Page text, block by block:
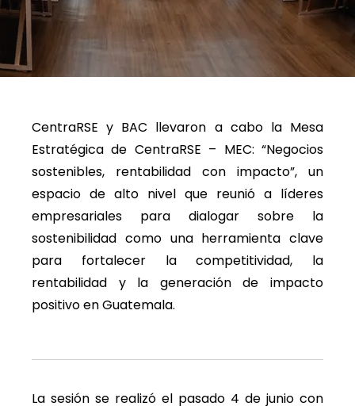
CentraRSE y BAC llevaron a cabo la Mesa
Estratégica de CentraRSE – MEC: “Negocios
sostenibles, rentabilidad con impacto”, un
espacio de alto nivel que reunió a líderes
empresariales para dialogar sobre la
sostenibilidad como una herramienta clave
para fortalecer la competitividad, la
rentabilidad y la generación de impacto
positivo en Guatemala.
La sesión se realizó el pasado 4 de junio con